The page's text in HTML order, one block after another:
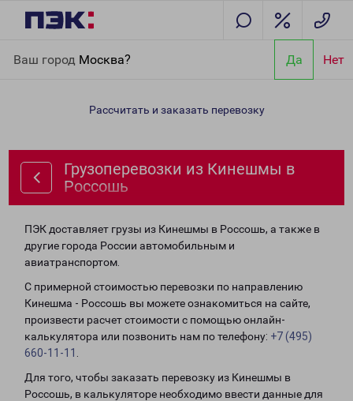
Ваш город Москва? Да Нет
Россошь
Рассчитать и заказать перевозку
Грузоперевозки из Кинешмы в
Россошь
ПЭК доставляет грузы из Кинешмы в Россошь, а также в
другие города России автомобильным и
авиатранспортом.
С примерной стоимостью перевозки по направлению
Кинешма - Россошь вы можете ознакомиться на сайте,
произвести расчет стоимости с помощью онлайн-
калькулятора или позвонить нам по телефону: +7 (495)
660-11-11
Для того, чтобы заказать перевозку из Кинешмы в
Россошь, в калькуляторе необходимо ввести данные для